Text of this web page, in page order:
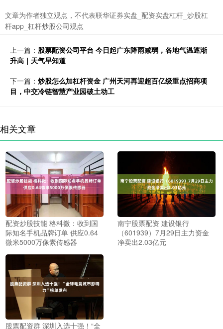
文章为作者独立观点，不代表联华证券实盘_配资实盘杠杆_炒股杠
杆app_杠杆炒股公司观点
上一篇： 股票配资公司平台 今日起广东降雨减弱，各地气温逐渐
升高｜天气早知道
下一篇： 炒股怎么加杠杆资金 广州天河再迎超百亿级重点招商项
目，中交冷链智慧产业园破土动工
相关文章
配资炒股技能 格科微：收到国
际知名手机品牌订单 供应0.64
微米5000万像素传感器
南宁股票配资 建设银行
（601939）7月29日主力资金
净卖出2.03亿元
股票配资群 深圳入选十强！“全